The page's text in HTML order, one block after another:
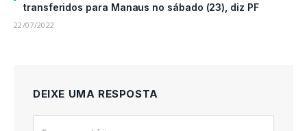
transferidos para Manaus no sábado (23), diz PF
22/07/2022
DEIXE UMA RESPOSTA